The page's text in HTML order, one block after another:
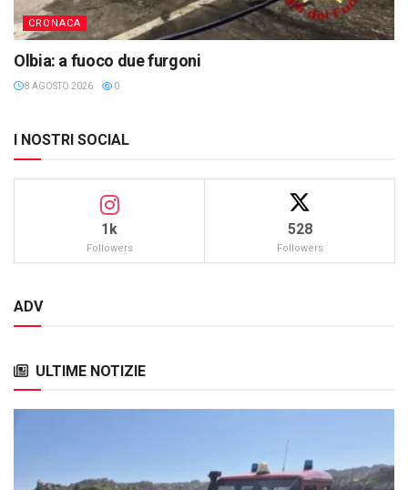
CRONACA
Olbia: a fuoco due furgoni
8 AGOSTO 2026 0
I NOSTRI SOCIAL
1k
Followers
528
Followers
ADV
ULTIME NOTIZIE